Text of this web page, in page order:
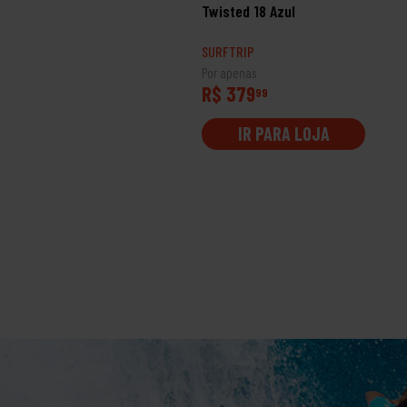
Twisted 18 Azul
SURFTRIP
Por apenas
R$ 37999
IR PARA LOJA